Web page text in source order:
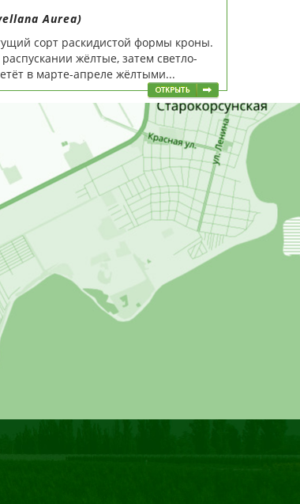
Aurea)
сорт раскидистой формы кроны.
жёлтые, затем светло-
в марте-апреле жёлтыми...